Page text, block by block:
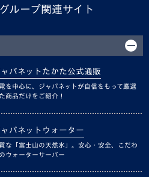
ループ関連サイト
ャパネットたかた公式通販
を中心に、ジャパネットが自信をもって厳選
商品だけをご紹介！
ャパネットウォーター
質な「富士山の天然水」。安心・安全、こだわ
ウォーターサーバー